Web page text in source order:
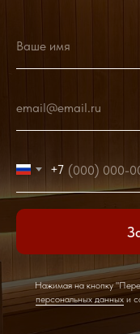
Ваше имя
email@email.ru
+7
Нажимая на кнопку
персональных данныхи